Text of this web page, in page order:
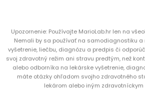
Upozornenie: Používajte MarioLab.hr len na
Nemali by sa používať na samodiagnostiku
vyšetrenie, liečbu, diagnózu a predpis či
svoj zdravotný režim ani stravu predtým, než
alebo odborníka na lekárske vyšetrenie,
máte otázky ohľadom svojho zdravotného
lekárom alebo iným zdravotníckym